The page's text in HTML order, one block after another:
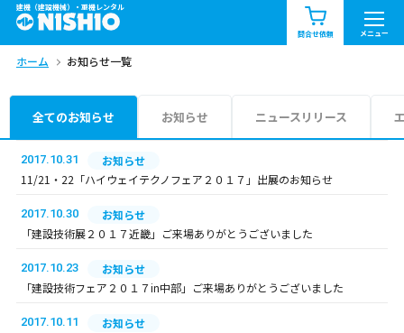
建機（建設機械）・重機レンタル
問合せ依頼 メニュー
商品一覧 お知らせ一覧
問合せ依頼リスト
エリア情報を見る
ホーム お知らせ一覧
全てのお知らせ お知らせ ニュースリリース
2017.10.31
お知らせ
11/21・22「ハイウェイテクノフェア２０１７」出展のお知らせ
2017.10.30
お知らせ
「建設技術展２０１７近畿」ご来場ありがとうございました
2017.10.23
お知らせ
「建設技術フェア２０１７in中部」ご来場ありがとうございました
2017.10.11
お知らせ